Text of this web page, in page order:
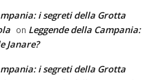
i segreti della Grotta
on Leggende della Campania:
Janare?
i segreti della Grotta